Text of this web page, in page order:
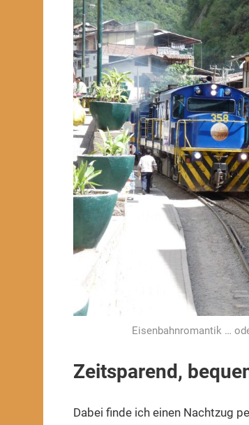
Eisenbahnromantik …
Zeitsparend,
Dabei finde ich einen Nachtzug